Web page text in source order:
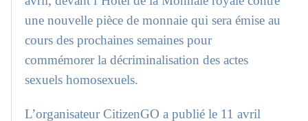
une nouvelle pièce de monnaie qui sera émise au
cours des prochaines semaines pour
commémorer la décriminalisation des actes
sexuels homosexuels.
L’organisateur CitizenGO a publié le 11 avril